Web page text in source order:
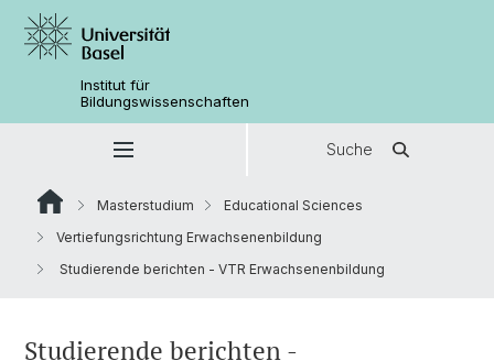
Institut für
Bildungswissenschaften
Suche
Masterstudium
Educational Sciences
Vertiefungsrichtung Erwachsenenbildung
Studierende berichten - VTR Erwachsenenbildung
Studierende berichten -